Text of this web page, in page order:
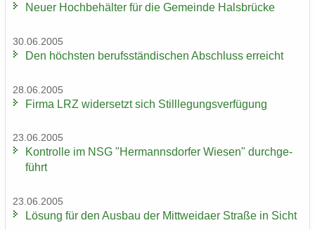
Neuer Hoch­be­häl­ter für die Ge­mein­de Hals­brü­cke
30.06.2005
Den höchs­ten be­rufs­stän­di­schen Ab­schluss er­reicht
28.06.2005
Firma LRZ wi­der­setzt sich Still­le­gungs­ver­fü­gung
23.06.2005
Kon­trol­le im NSG "Her­manns­dor­fer Wie­sen" durch­ge­
führt
23.06.2005
Lö­sung für den Aus­bau der Mitt­wei­da­er Stra­ße in Sicht